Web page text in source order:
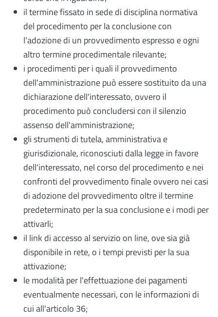
il termine fissato in sede di disciplina normativa
del procedimento per la conclusione con
l'adozione di un provvedimento espresso e ogni
altro termine procedimentale rilevante;
i procedimenti per i quali il provvedimento
dell'amministrazione può essere sostituito da una
dichiarazione dell'interessato, ovvero il
procedimento può concludersi con il silenzio
assenso dell'amministrazione;
gli strumenti di tutela, amministrativa e
giurisdizionale, riconosciuti dalla legge in favore
dell'interessato, nel corso del procedimento e nei
confronti del provvedimento finale ovvero nei casi
di adozione del provvedimento oltre il termine
predeterminato per la sua conclusione e i modi per
attivarli;
il link di accesso al servizio on line, ove sia già
disponibile in rete, o i tempi previsti per la sua
attivazione;
le modalità per l'effettuazione dei pagamenti
eventualmente necessari, con le informazioni di
cui all'articolo 36;